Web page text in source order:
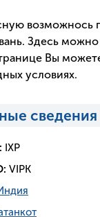
Здесь
Вы
условиях.
сведения
IXP
VIPK